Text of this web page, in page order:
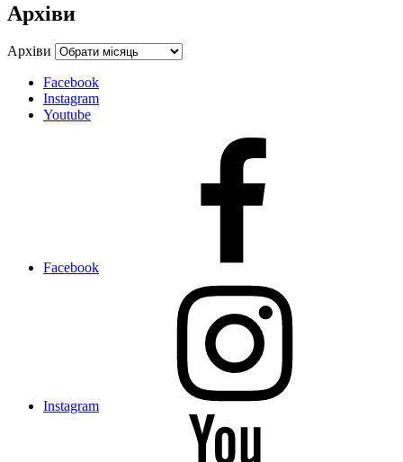
Архіви
Архіви
Facebook
Instagram
Youtube
Facebook
Instagram